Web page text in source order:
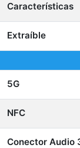
Características
Extraíble
5G
NFC
Conector Audio